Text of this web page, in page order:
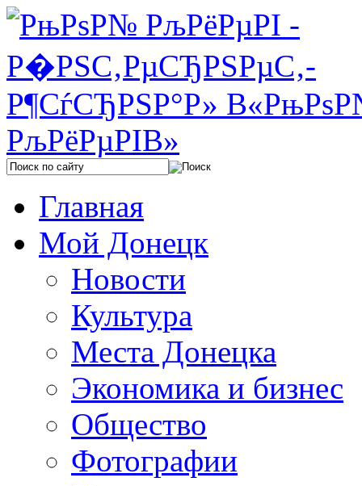
Главная
Мой Донецк
Новости
Культура
Места Донецка
Экономика и бизнес
Общество
Фотографии